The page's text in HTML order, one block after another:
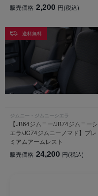
販売価格 2,200 円(税込)
送料無料
ジムニー・ジムニーシエラ
【JB64ジムニー/JB74ジムニーシ
エラ/JC74ジムニーノマド】プレ
ミアムアームレスト
販売価格 24,200 円(税込)